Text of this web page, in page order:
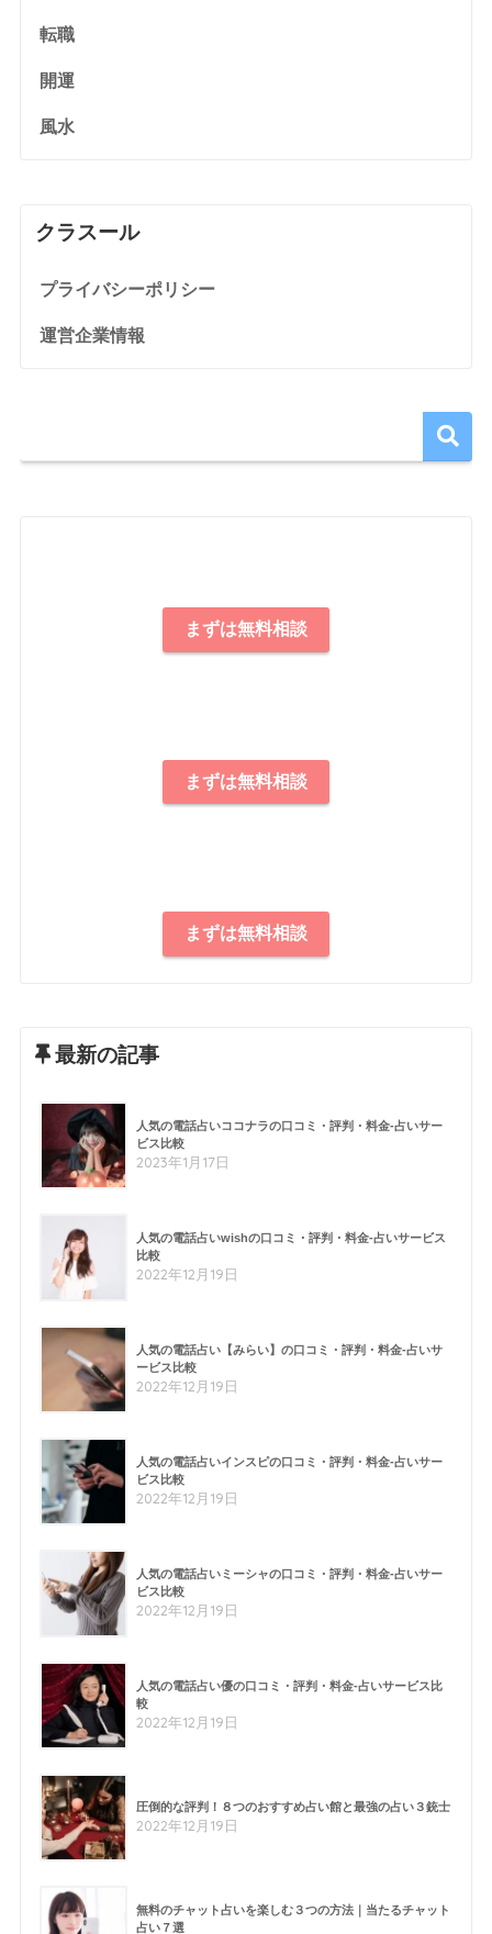
転職
開運
風水
クラスール
プライバシーポリシー
運営企業情報
まずは無料相談
まずは無料相談
まずは無料相談
最新の記事
人気の電話占いココナラの口コミ・評判・料金-占いサー
ビス比較
2023年1月17日
人気の電話占いwishの口コミ・評判・料金-占いサービス
比較
2022年12月19日
人気の電話占い【みらい】の口コミ・評判・料金-占いサ
ービス比較
2022年12月19日
人気の電話占いインスピの口コミ・評判・料金-占いサー
ビス比較
2022年12月19日
人気の電話占いミーシャの口コミ・評判・料金-占いサー
ビス比較
2022年12月19日
人気の電話占い優の口コミ・評判・料金-占いサービス比
較
2022年12月19日
圧倒的な評判！８つのおすすめ占い館と最強の占い３銃士
2022年12月19日
無料のチャット占いを楽しむ３つの方法｜当たるチャット
占い７選